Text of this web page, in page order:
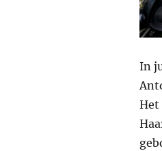
In
Het